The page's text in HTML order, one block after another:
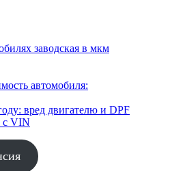
заводская в мкм
автомобиля:
вред двигателю и DPF
с VIN